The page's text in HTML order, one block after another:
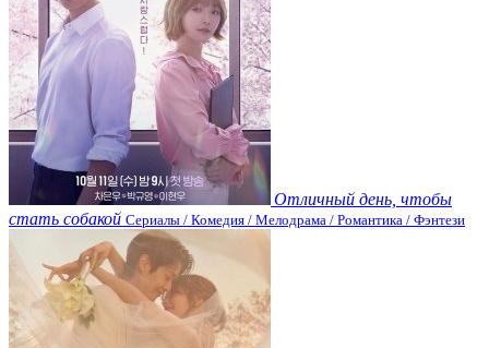
Отличный день, чтобы
стать собакой Сериалы / Комедия / Мелодрама / Романтика / Фэнтези